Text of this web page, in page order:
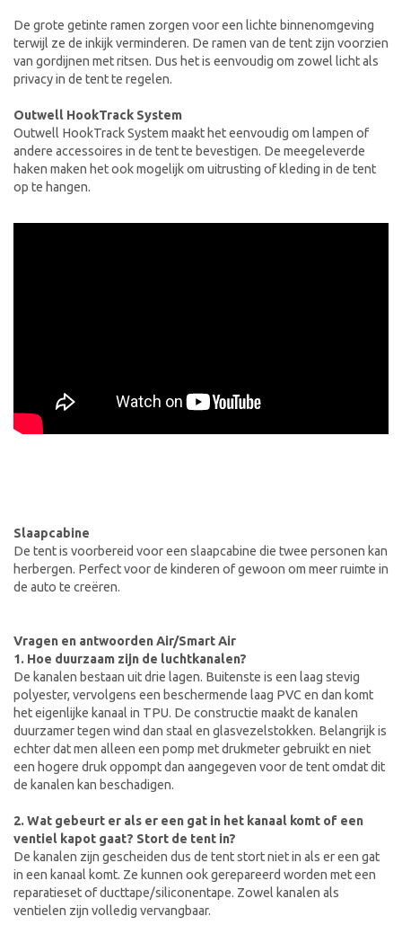
De grote getinte ramen zorgen voor een lichte binnenomgeving
terwijl ze de inkijk verminderen. De ramen van de tent zijn voorzien
van gordijnen met ritsen. Dus het is eenvoudig om zowel licht als
privacy in de tent te regelen.
Outwell HookTrack System
Outwell HookTrack System maakt het eenvoudig om lampen of
andere accessoires in de tent te bevestigen. De meegeleverde
haken maken het ook mogelijk om uitrusting of kleding in de tent
op te hangen.
Slaapcabine
De tent is voorbereid voor een slaapcabine die twee personen kan
herbergen. Perfect voor de kinderen of gewoon om meer ruimte in
de auto te creëren.
Vragen en antwoorden Air/Smart Air
1. Hoe duurzaam zijn de luchtkanalen?
De kanalen bestaan uit drie lagen. Buitenste is een laag stevig
polyester, vervolgens een beschermende laag PVC en dan komt
het eigenlijke kanaal in TPU. De constructie maakt de kanalen
duurzamer tegen wind dan staal en glasvezelstokken. Belangrijk is
echter dat men alleen een pomp met drukmeter gebruikt en niet
een hogere druk oppompt dan aangegeven voor de tent omdat dit
de kanalen kan beschadigen.
2. Wat gebeurt er als er een gat in het kanaal komt of een
ventiel kapot gaat? Stort de tent in?
De kanalen zijn gescheiden dus de tent stort niet in als er een gat
in een kanaal komt. Ze kunnen ook gerepareerd worden met een
reparatieset of ducttape/siliconentape. Zowel kanalen als
ventielen zijn volledig vervangbaar.